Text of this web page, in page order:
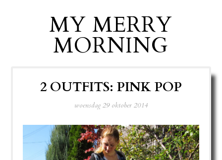
MY MERRY
MORNING
2 OUTFITS: PINK POP
woensdag 29 oktober 2014